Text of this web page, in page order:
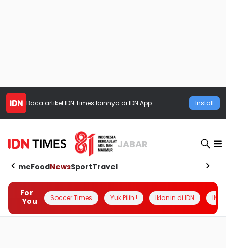
Baca artikel IDN Times lainnya di IDN App Install
JABAR
HomeFoodNewsSportTravel
For
You
Soccer Times Yuk Pilih ! Iklanin di IDN